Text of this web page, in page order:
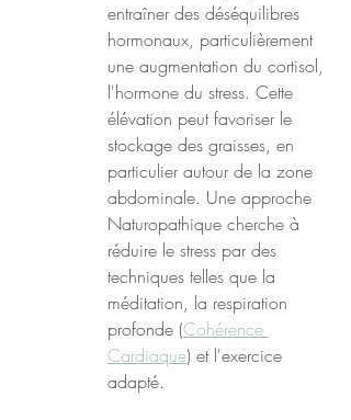
entraîner des déséquilibres
hormonaux, particulièrement
une augmentation du cortisol,
l'hormone du stress. Cette
élévation peut favoriser le
stockage des graisses, en
particulier autour de la zone
abdominale. Une approche
Naturopathique cherche à
réduire le stress par des
techniques telles que la
méditation, la respiration
profonde (Cohérence
Cardiaque) et l'exercice
adapté.